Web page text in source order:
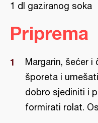
1 dl gaziranog soka
Priprema
Margarin, šećer
šporeta i
dobro sjediniti i
formirati rolat.